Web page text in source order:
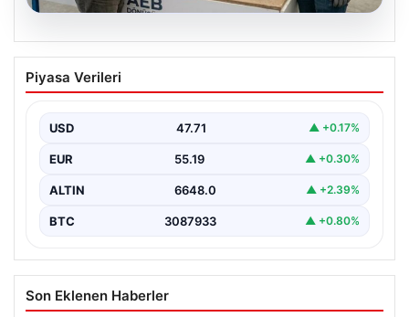
Profesyonel IT Çözümleri hem de
Çevre Dönüşüm
sistemlerini sürekli zamanda değiştirmektedir. Yapılan
güncelleme süreçlerinde boşta…
Piyasa Verileri
USD 47.71 ▲ +0.17%
EUR 55.19 ▲ +0.30%
ALTIN 6648.0 ▲ +2.39%
BTC 3087933 ▲ +0.80%
Son Eklenen Haberler